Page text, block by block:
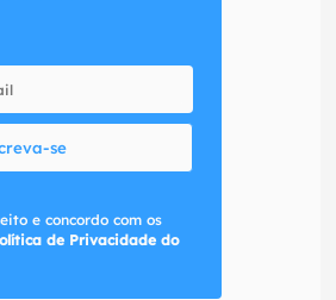
se
e concordo com os
de Privacidade do